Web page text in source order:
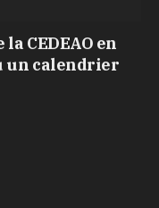
CEDEAO en
un calendrier